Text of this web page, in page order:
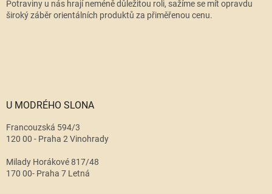
Potraviny u nás hrají neméně důležitou roli, sažíme se mít opravdu
široký záběr orientálních produktů za přiměřenou cenu.
U MODRÉHO SLONA
Francouzská 594/3
120 00 - Praha 2 Vinohrady
Milady Horákové 817/48
170 00- Praha 7 Letná